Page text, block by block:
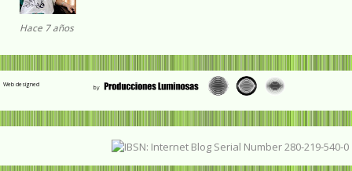
Hace 7 años
Web designed